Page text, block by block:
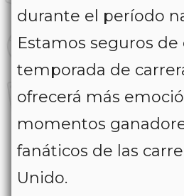
durante el período
Estamos seguros de
temporada de
ofrecerá más
momentos
fanáticos de las
Unido.